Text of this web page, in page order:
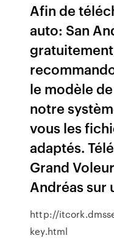
Afin de
auto: San
le modèle
notre
vous les
adaptés.
Grand
Andréas sur
http://
key.html